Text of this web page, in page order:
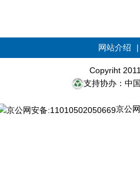
网站介绍
Copyriht
支持协办：中
京公